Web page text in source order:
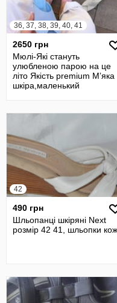
36, 37, 38, 39, 40, 41
2650 грн
Мюлі-Які стануть
улюбленою парою на це
літо Якість premium Мʼяка
шкіра,маленький
42
490 грн
Шльопанці шкіряні Next
розмір 42 41, шльопки